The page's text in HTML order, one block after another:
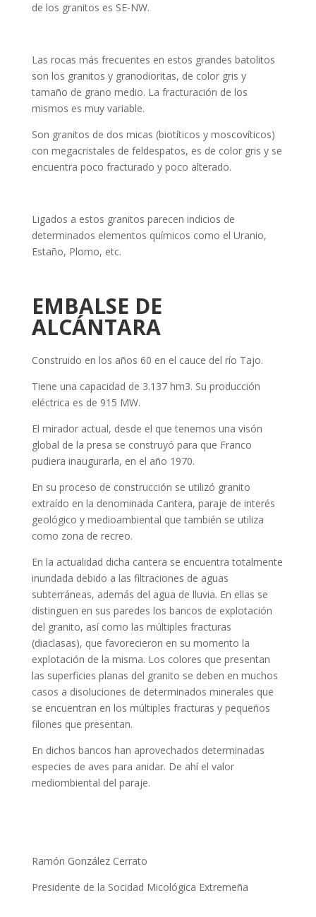
de los granitos es SE-NW.
Las rocas más frecuentes en estos grandes batolitos
son los granitos y granodioritas, de color gris y
tamaño de grano medio. La fracturación de los
mismos es muy variable.
Son granitos de dos micas (biotíticos y moscovíticos)
con megacristales de feldespatos, es de color gris y se
encuentra poco fracturado y poco alterado.
Ligados a estos granitos parecen indicios de
determinados elementos químicos como el Uranio,
Estaño, Plomo, etc.
EMBALSE DE
ALCÁNTARA
Construido en los años 60 en el cauce del río Tajo.
Tiene una capacidad de 3.137 hm3. Su producción
eléctrica es de 915 MW.
El mirador actual, desde el que tenemos una visón
global de la presa se construyó para que Franco
pudiera inaugurarla, en el año 1970.
En su proceso de construcción se utilizó granito
extraído en la denominada Cantera, paraje de interés
geológico y medioambiental que también se utiliza
como zona de recreo.
En la actualidad dicha cantera se encuentra totalmente
inundada debido a las filtraciones de aguas
subterráneas, además del agua de lluvia. En ellas se
distinguen en sus paredes los bancos de explotación
del granito, así como las múltiples fracturas
(diaclasas), que favorecieron en su momento la
explotación de la misma. Los colores que presentan
las superficies planas del granito se deben en muchos
casos a disoluciones de determinados minerales que
se encuentran en los múltiples fracturas y pequeños
filones que presentan.
En dichos bancos han aprovechados determinadas
especies de aves para anidar. De ahí el valor
mediombiental del paraje.
Ramón González Cerrato
Presidente de la Socidad Micológica Extremeña